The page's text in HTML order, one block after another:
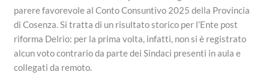
parere favorevole al Conto Consuntivo 2025 della Provincia
di Cosenza. Si tratta di un risultato storico per l’Ente post
riforma Delrio: per la prima volta, infatti, non si è registrato
alcun voto contrario da parte dei Sindaci presenti in aula e
collegati da remoto.